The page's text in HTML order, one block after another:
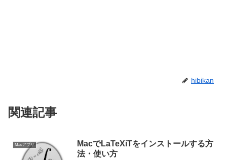
hibikan
関連記事
Macアプリ
MacでLaTeXiTをインストールする方
法・使い方